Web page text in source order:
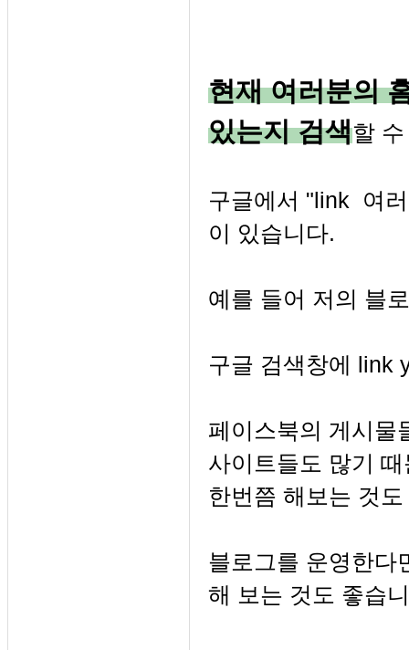
현재 여러분의
있는지 검색할
구글에서 "link 여
이 있습니다.
예를 들어 저의 블
구글 검색창에 link
페이스북의 게시물
사이트들도 많기
한번쯤 해보는 것
블로그를 운영한다
해 보는 것도 좋습